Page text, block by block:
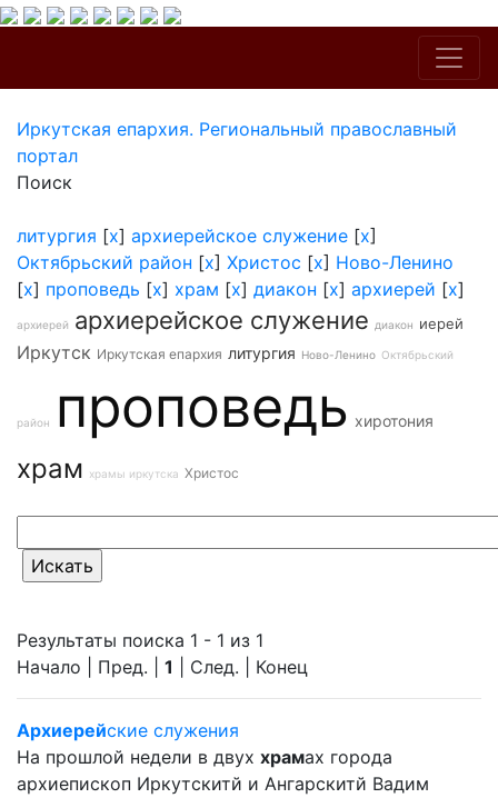
Иркутская епархия. Региональный православный
портал
Поиск
литургия [x] архиерейское служение [x]
Октябрьский район [x] Христос [x] Ново-Ленино
[x] проповедь [x] храм [x] диакон [x] архиерей [x]
архиерей архиерейское служение диакон иерей
Иркутск Иркутская епархия литургия Ново-Ленино Октябрьский
район проповедь хиротония
храм храмы иркутска Христос
Результаты поиска 1 - 1 из 1
Начало | Пред. | 1 | След. | Конец
Архиерейские служения
На прошлой недели в двух храмах города
архиепископ Иркутскитй и Ангарскитй Вадим